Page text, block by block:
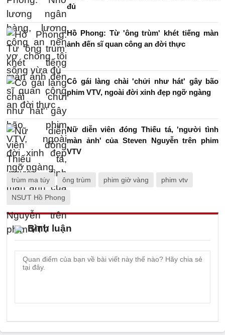
đủ
Hồ Phong: Từ 'ông trùm' khét tiếng màn
ảnh đến sĩ quan công an đời thực
Cô gái làng chài 'chửi như hát' gây bão
phim VTV, ngoài đời xinh đẹp ngỡ ngàng
Nữ diễn viên đóng Thiếu tá, 'người tình
màn ảnh' của Steven Nguyễn trên phim
VTV
trùm ma túy ông trùm phim giờ vàng phim vtv
NSƯT Hồ Phong
Bình luận